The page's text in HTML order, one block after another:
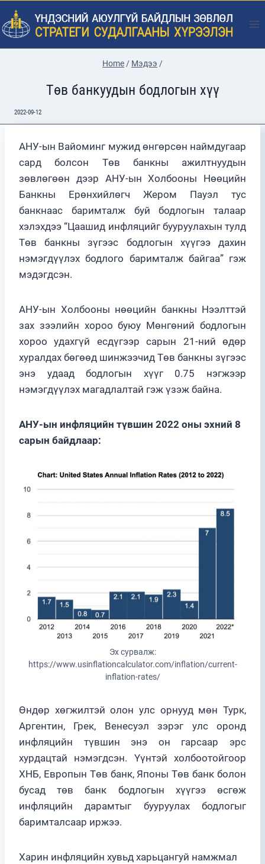
Skip
to
content
Home/ Мэдээ /
Төв банкуудын бодлогын хүү
2022-09-12
АНУ-ын Вайоминг мужид өнгөрсөн наймдугаар
сард болсон Төв банкны ажилтнуудын
зөвлөгөөн дээр АНУ-ын Холбооны Нөөцийн
Банкны Ерөнхийлөгч Жером Пауэл тус
банкнаас баримталж буй бодлогын талаар
хэлэхдээ “Цаашид инфляцийг бууруулахын тулд
Төв банкны зүгээс бодлогын хүүгээ дахин
нэмэгдүүлэх бодлого баримталж байгаа” гэж
мэдэгдсэн.
АНУ-ын Холбооны нөөцийн банкны Нээлттэй
зах зээлийн хороо буюу Мөнгөний бодлогын
хороо удахгүй есдүгээр сарын 21-ний өдөр
хуралдах бөгөөд шинжээчид Төв банкны зүгээс
энэ удаад бодлогын хүүг 0.75 нэгжээр
нэмэгдүүлэх магадлалтай гэж үзэж байна.
АНУ-ын инфляцийн түвшин 2022 оны эхний 8
сарын байдлаар:
Эх сурвалж:
https://www.usinflationcalculator.com/inflation/current-
inflation-rates/
Өндөр хөгжилтэй олон улс орнууд мөн Турк,
Аргентин, Грек, Венесуэл зэрэг улс оронд
инфляцийн түвшин энэ он гарсаар эрс
хурдацтай нэмэгдсэн. Үүнтэй холбоотойгоор
ХНБ, Европын Төв банк, Японы Төв банк болон
бусад төв банк бодлогын хүүгээ өсгөж
инфляцийн дарамтыг бууруулах бодлогыг
баримталсаар иржээ.
Харин инфляцийн хувьд харьцангуй намжмал